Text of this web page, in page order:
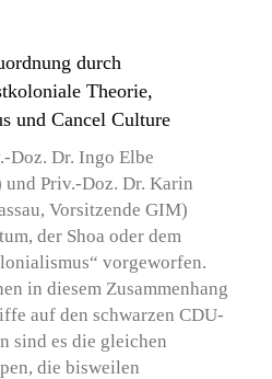
durch
Theorie,
und Cancel Culture
Doz. Dr. Ingo Elbe
Priv.-Doz. Dr. Karin
Vorsitzende GIM)
der Shoa oder dem
vorgeworfen.
in diesem Zusammenhang
auf den schwarzen CDU-
sind es die gleichen
die bisweilen